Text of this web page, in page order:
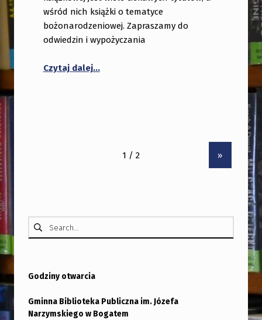
wśród nich książki o tematyce
bożonarodzeniowej. Zapraszamy do
odwiedzin i wypożyczania
Czytaj dalej
“NOWOŚCI W FILIACH BIBLIOTECZNYCH”
…
»
Szukaj:
Godziny otwarcia
Gminna Biblioteka Publiczna im. Józefa
Narzymskiego w Bogatem